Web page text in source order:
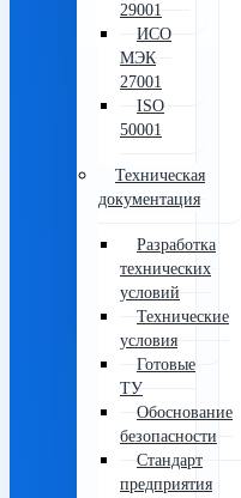
29001
ИСО
МЭК
27001
ISO
50001
Техническая
документация
Разработка
технических
условий
Технические
условия
Готовые
ТУ
Обоснование
безопасности
Стандарт
предприятия